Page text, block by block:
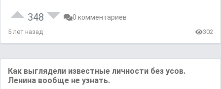
348 0 комментариев
5 лет назад 302
Как выглядели известные личности без усов.
Ленина вообще не узнать.